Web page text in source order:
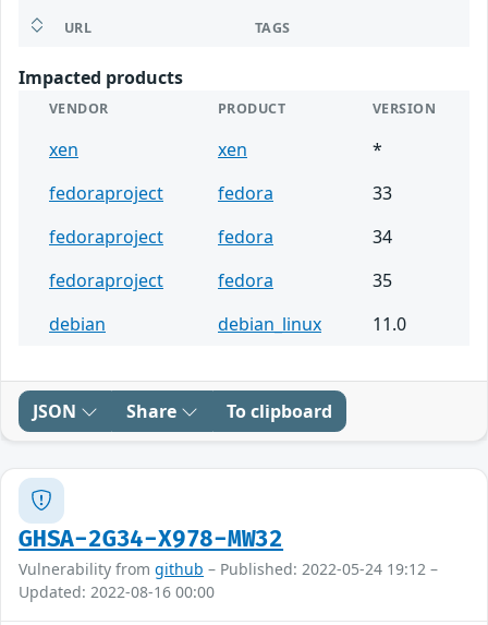
URL TAGS
Impacted products
VENDOR PRODUCT VERSION
xen xen
*
fedoraproject
fedora
33
fedoraproject
fedora
34
fedoraproject
fedora
35
debian
debian_linux 11.0
JSON Share To clipboard
GHSA-2G34-X978-MW32
Vulnerability from github – Published: 2022-05-24 19:12 –
Updated: 2022-08-16 00:00